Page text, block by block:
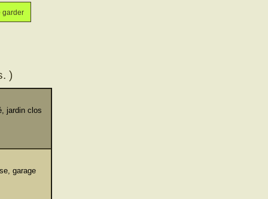
garder
)
jardin clos
garage